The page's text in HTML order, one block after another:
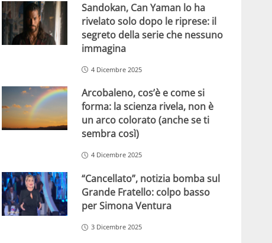
Sandokan, Can Yaman lo ha
rivelato solo dopo le riprese: il
segreto della serie che nessuno
immagina
4 Dicembre 2025
Arcobaleno, cos’è e come si
forma: la scienza rivela, non è
un arco colorato (anche se ti
sembra così)
4 Dicembre 2025
“Cancellato”, notizia bomba sul
Grande Fratello: colpo basso
per Simona Ventura
3 Dicembre 2025